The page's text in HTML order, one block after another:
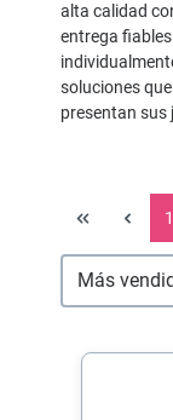
alta calidad
entrega
soluciones
presentan sus
1